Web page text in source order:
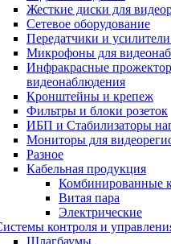
Жесткие диски для
Сетевое оборудование
Передатчики и усилители
Микрофоны для
Инфракрасные
видеонаблюдения
Кронштейны и крепеж
Фильтры и блоки розеток
ИБП и Стабилизаторы
Мониторы для
Разное
Кабельная продукция
Комбинированные
Витая пара
Электрические
контроля и
Шлагбаумы